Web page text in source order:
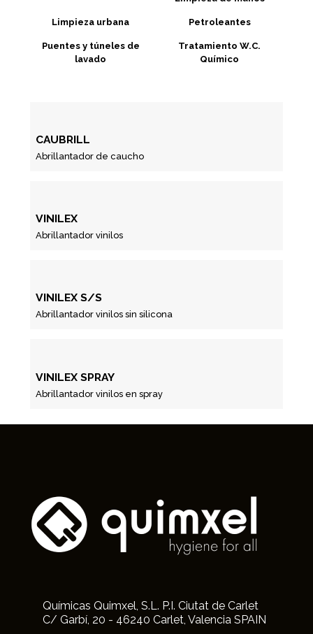
Limpieza urbana Petroleantes
Puentes y túneles de
lavado
Tratamiento W.C.
Químico
CAUBRILL
Abrillantador de caucho
VINILEX
Abrillantador vinilos
VINILEX S/S
Abrillantador vinilos sin silicona
VINILEX SPRAY
Abrillantador vinilos en spray
Químicas Quimxel, S.L. P.I. Ciutat de Carlet
C/ Garbí, 20 - 46240 Carlet, Valencia SPAIN